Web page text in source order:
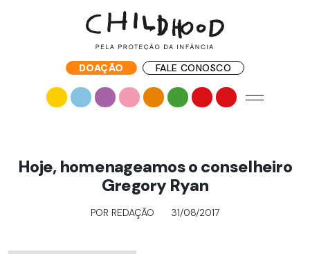
DOAÇÃO FALE CONOSCO
Hoje, homenageamos o conselheiro
Gregory Ryan
POR REDAÇÃO 31/08/2017